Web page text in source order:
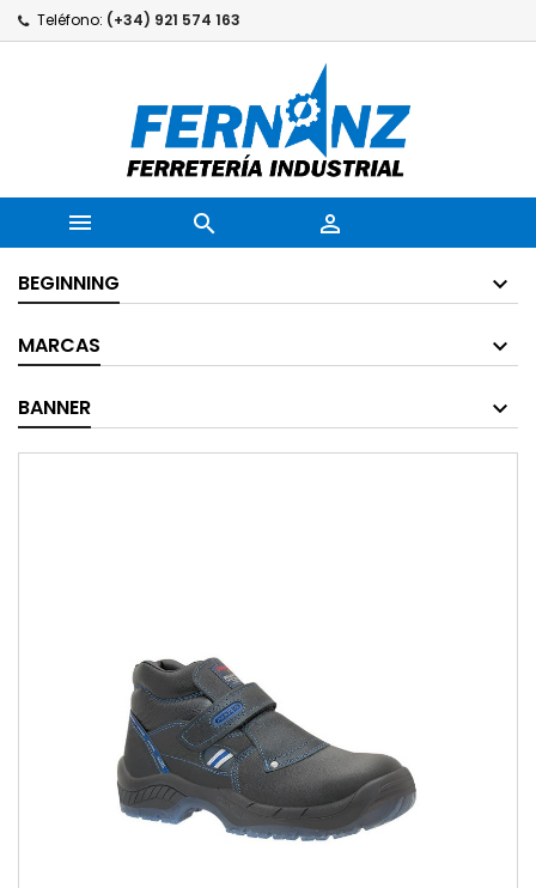
Teléfono: (+34) 921 574 163
  
BEGINNING
MARCAS
BANNER